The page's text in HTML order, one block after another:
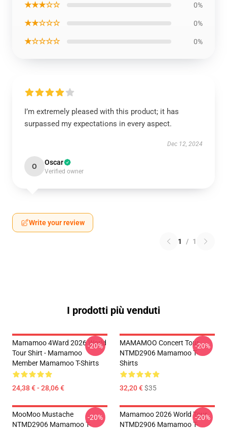
★★★☆☆ 0%
★★☆☆☆ 0%
★☆☆☆☆ 0%
I’m extremely pleased with this product; it has
surpassed my expectations in every aspect.
Dec 12, 2024
O Oscar
Verified owner
Write your review
1 / 1
I prodotti più venduti
Mamamoo 4Ward 2026 World
Tour Shirt - Mamamoo
Member Mamamoo T-Shirts
24,38 € - 28,06 €
-20%
MAMAMOO Concert Tour
NTMD2906 Mamamoo T-
Shirts
32,20 €$35
-20%
MooMoo Mustache
NTMD2906 Mamamoo T-
-20%
Mamamoo 2026 World Tour
NTMD2906 Mamamoo T-
-20%